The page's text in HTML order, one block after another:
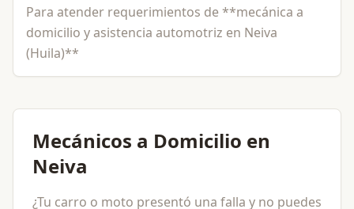
Para atender requerimientos de **mecánica a
domicilio y asistencia automotriz en Neiva
(Huila)**
Mecánicos a Domicilio en
Neiva
¿Tu carro o moto presentó una falla y no puedes